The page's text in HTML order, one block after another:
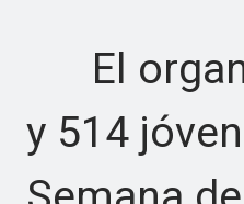
El
y 514